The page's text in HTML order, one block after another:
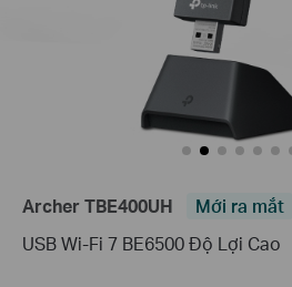
Archer TBE400UH
Mới ra mắt
USB Wi-Fi 7 BE6500 Độ Lợi Cao